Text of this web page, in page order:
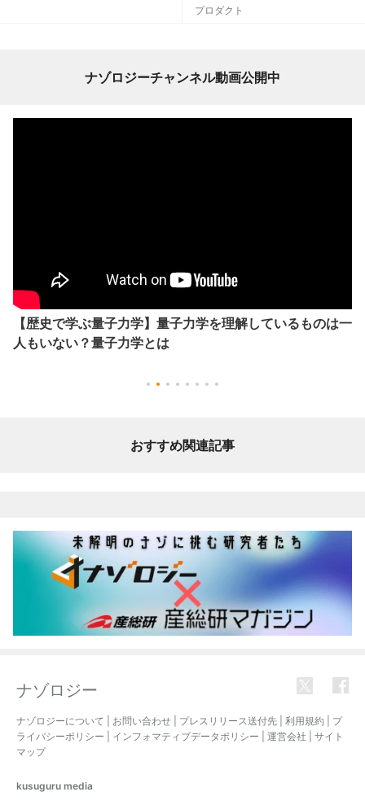
プロダクト
ナゾロジーチャンネル動画公開中
【歴史で学ぶ量子力学】量子力学を理解しているものは一
人もいない？量子力学とは
おすすめ関連記事
ナゾロジー
ナゾロジーについて お問い合わせ プレスリリース送付先 利用規約
プ
ライバシーポリシー
インフォマティブデータポリシー 運営会社
サイト
マップ
kusuguru media